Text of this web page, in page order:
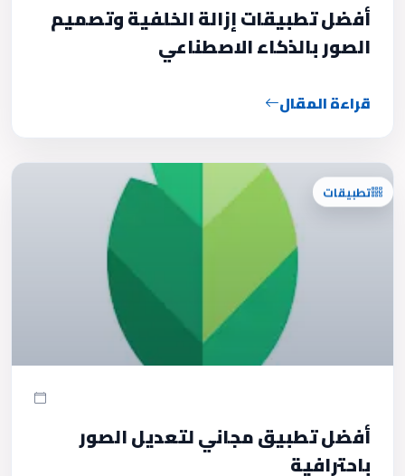
أفضل تطبيقات إزالة الخلفية وتصميم
الصور بالذكاء الاصطناعي
قراءة المقال
تطبيقات
أفضل تطبيق مجاني لتعديل الصور
باحترافية